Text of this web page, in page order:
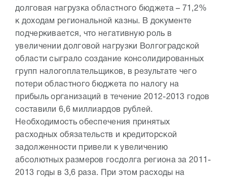
долговая нагрузка областного бюджета – 71,2%
к доходам региональной казны. В документе
подчеркивается, что негативную роль в
увеличении долговой нагрузки Волгоградской
области сыграло создание консолидированных
групп налогоплательщиков, в результате чего
потери областного бюджета по налогу на
прибыль организаций в течение 2012-2013 годов
составили 6,6 миллиардов рублей.
Необходимость обеспечения принятых
расходных обязательств и кредиторской
задолженности привели к увеличению
абсолютных размеров госдолга региона за 2011-
2013 годы в 3,6 раза. При этом расходы на